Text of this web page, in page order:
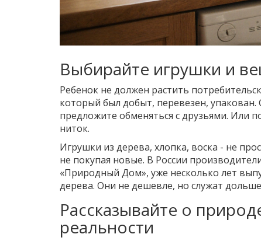
Выбирайте игрушки и
Ребенок не должен растить
который был добыт, перевезен,
предложите обменяться с друзьями. Или
ниток.
Игрушки из дерева, хлопка, воска - не
не покупая новые. В России
«Природный Дом», уже несколько лет
дерева. Они не дешевле, но служат
Рассказывайте о
реальности